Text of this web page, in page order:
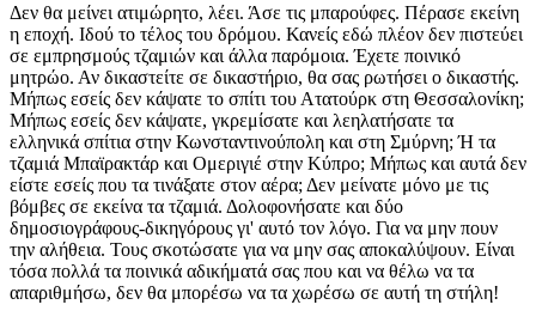
Δεν θα μείνει ατιμώρητο, λέει. Άσε τις μπαρούφες. Πέρασε εκείνη
η εποχή. Ιδού το τέλος του δρόμου. Κανείς εδώ πλέον δεν πιστεύει
σε εμπρησμούς τζαμιών και άλλα παρόμοια. Έχετε ποινικό
μητρώο. Αν δικαστείτε σε δικαστήριο, θα σας ρωτήσει ο δικαστής.
Μήπως εσείς δεν κάψατε το σπίτι του Ατατούρκ στη Θεσσαλονίκη;
Μήπως εσείς δεν κάψατε, γκρεμίσατε και λεηλατήσατε τα
ελληνικά σπίτια στην Κωνσταντινούπολη και στη Σμύρνη; Ή τα
τζαμιά Μπαϊρακτάρ και Ομεριγιέ στην Κύπρο; Μήπως και αυτά δεν
είστε εσείς που τα τινάξατε στον αέρα; Δεν μείνατε μόνο με τις
βόμβες σε εκείνα τα τζαμιά. Δολοφονήσατε και δύο
δημοσιογράφους-δικηγόρους γι' αυτό τον λόγο. Για να μην πουν
την αλήθεια. Τους σκοτώσατε για να μην σας αποκαλύψουν. Είναι
τόσα πολλά τα ποινικά αδικήματά σας που και να θέλω να τα
απαριθμήσω, δεν θα μπορέσω να τα χωρέσω σε αυτή τη στήλη!